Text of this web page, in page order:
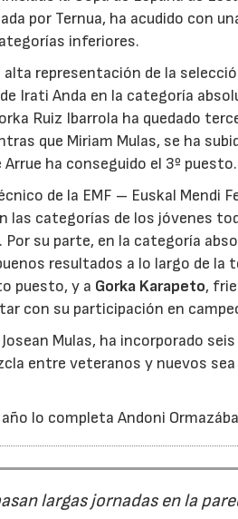
por Ternua, ha acudido con
inferiores.
alta representación de la
Irati Anda en la categoría
Ruiz Ibarrola ha quedado
que Miriam Mulas, se ha
ha conseguido el 3º puesto.
de la EMF – Euskal Mendi
las categorías de los jóvenes
Por su parte, en la categoría
resultados a lo largo de la
puesto, y a Gorka Karapeto,
con su participación en
Mulas, ha incorporado
entre veteranos y nuevos
lo completa Andoni
largas jornadas en la